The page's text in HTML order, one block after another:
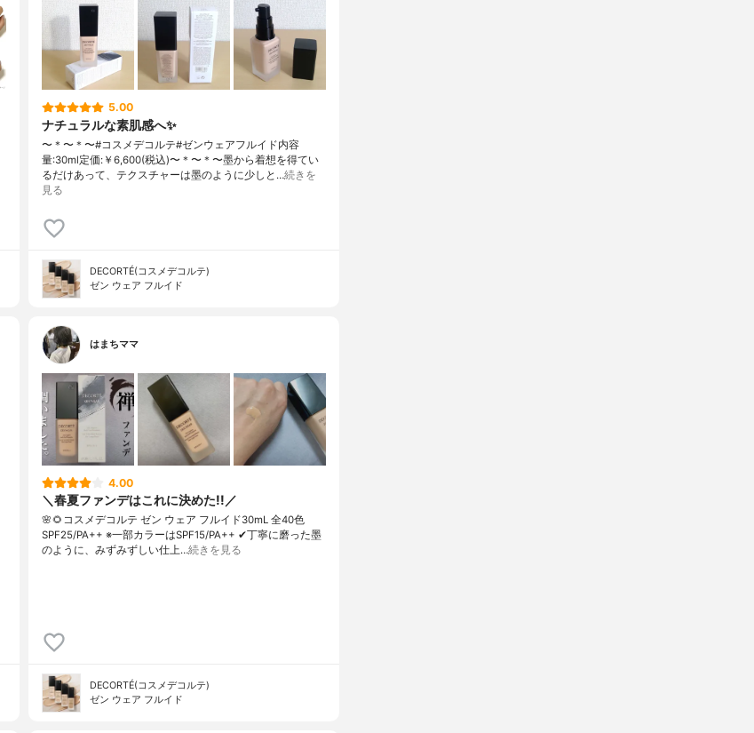
5.00
ナチュラルな素肌感へ✨
〜＊〜＊〜#コスメデコルテ#ゼンウェアフルイド内容
量:30ml定価:￥6,600(税込)〜＊〜＊〜墨から着想を得てい
るだけあって、テクスチャーは墨のように少しと…続きを
見る
DECORTÉ(コスメデコルテ)
ゼン ウェア フルイド
はまちママ
4.00
＼春夏ファンデはこれに決めた!!／
🌸🌻コスメデコルテ ゼン ウェア フルイド30mL 全40色
SPF25/PA++ ※一部カラーはSPF15/PA++ ✔丁寧に磨った墨
のように、みずみずしい仕上…続きを見る
DECORTÉ(コスメデコルテ)
ゼン ウェア フルイド